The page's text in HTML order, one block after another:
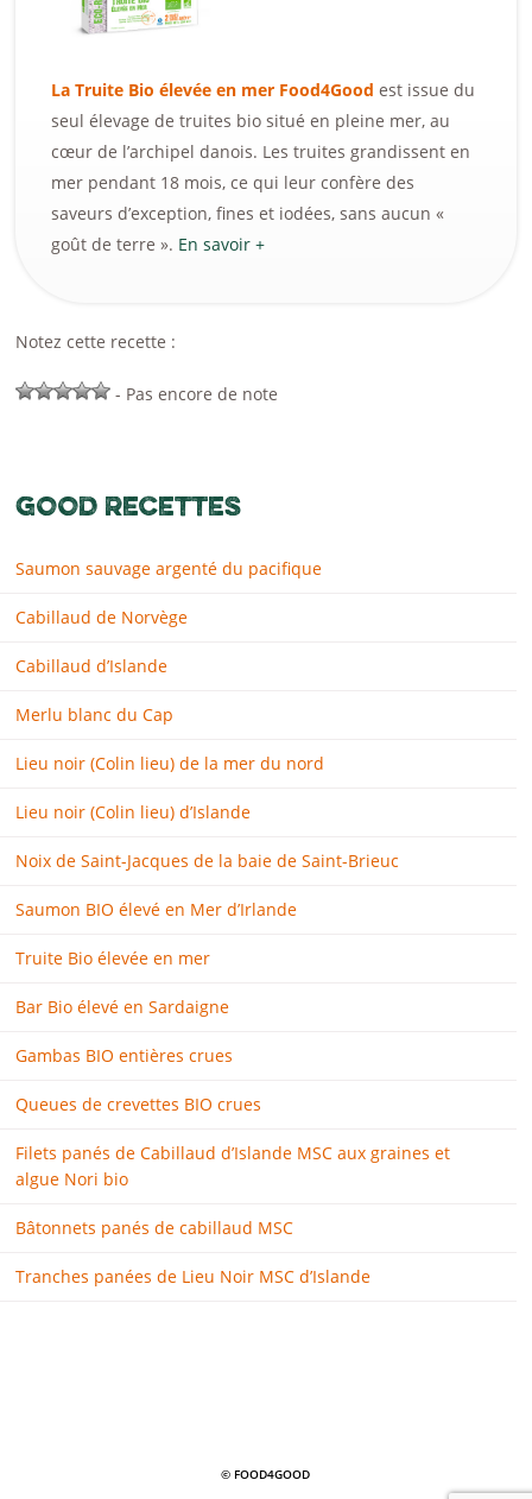
La Truite Bio élevée en mer Food4Good est issue du
seul élevage de truites bio situé en pleine mer, au
cœur de l’archipel danois. Les truites grandissent en
mer pendant 18 mois, ce qui leur confère des
saveurs d’exception, fines et iodées, sans aucun «
goût de terre ». En savoir +
Notez cette recette :
- Pas encore de note
GOOD RECETTES
Saumon sauvage argenté du pacifique
Cabillaud de Norvège
Cabillaud d’Islande
Merlu blanc du Cap
Lieu noir (Colin lieu) de la mer du nord
Lieu noir (Colin lieu) d’Islande
Noix de Saint-Jacques de la baie de Saint-Brieuc
Saumon BIO élevé en Mer d’Irlande
Truite Bio élevée en mer
Bar Bio élevé en Sardaigne
Gambas BIO entières crues
Queues de crevettes BIO crues
Filets panés de Cabillaud d’Islande MSC aux graines et
algue Nori bio
Bâtonnets panés de cabillaud MSC
Tranches panées de Lieu Noir MSC d’Islande
© FOOD4GOOD